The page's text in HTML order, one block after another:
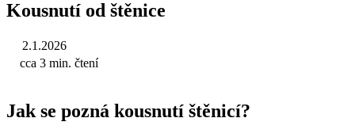
Kousnutí od štěnice
2.1.2026
cca 3 min. čtení
Jak se pozná kousnutí štěnicí?